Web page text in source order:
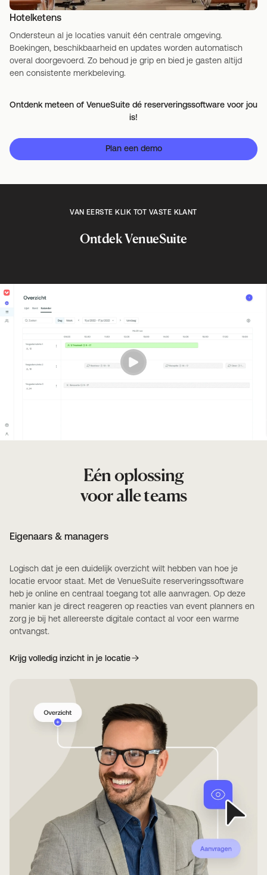
Hotelketens
Ondersteun al je locaties vanuit één centrale omgeving.
Boekingen, beschikbaarheid en updates worden automatisch
overal doorgevoerd. Zo behoud je grip en bied je gasten altijd
een consistente merkbeleving.
Ontdenk meteen of VenueSuite dé reserveringssoftware voor jou
is!
Plan een demo
VAN EERSTE KLIK TOT VASTE KLANT
Ontdek VenueSuite
Eén oplossing
voor alle teams
Eigenaars & managers
Logisch dat je een duidelijk overzicht wilt hebben van hoe je
locatie ervoor staat. Met de VenueSuite reserveringssoftware
heb je online en centraal toegang tot alle aanvragen. Op deze
manier kan je direct reageren op reacties van event planners en
zorg je bij het allereerste digitale contact al voor een warme
ontvangst.
Krijg volledig inzicht in je locatie